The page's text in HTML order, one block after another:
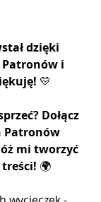
dzięki
i
💛
Dołącz
Patronów
mi tworzyć
🌍